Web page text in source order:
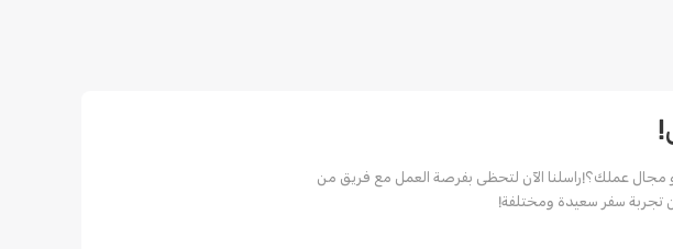
عملك؟!راسلنا الآن لتحظى بفرصة العمل مع فريق من
تجربة سفر سعيدة ومختلفة!